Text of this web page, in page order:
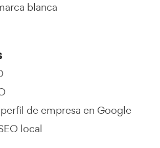
blanca
de empresa en Google
local